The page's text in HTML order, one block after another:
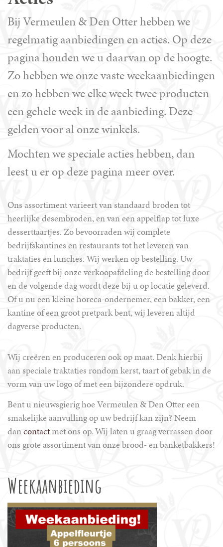
Bij Vermeulen & Den Otter hebben we
regelmatig aanbiedingen en acties. Op deze
pagina houden we u daarvan op de hoogte.
Zo hebben we onze vaste weekaanbiedingen
en zo hebben we elke week twee producten
een gehele week in de aanbieding. Deze
gelden voor al onze winkels.
Mochten we speciale acties hebben, dan
leest u er op deze pagina meer over.
Ons assortiment varieert van standaard broden tot
heerlijke desembroden, en van een appelflap tot luxe
desserttaartjes. Zo bevoorraden wij complete
bedrijfskantines en restaurants tot het leveren van
traktaties en lunches. Wij werken op bestelling. Uw
bedrijf geeft bij onze verkoopafdeling de bestelling door
en de volgende dag wordt deze bij u op locatie geleverd.
Of u nu een kleine horeca-ondernemer, een bakker, een
kantine of een groot pretpark bent, wij leveren altijd
dagverse producten.
Wij creëren en produceren ook op maat. Denk hierbij
aan speciale traktaties rondom kerst, taart of gebak in de
vorm van uw logo of met een bijzondere opdruk.
Bent u nieuwsgierig hoe Vermeulen & Den Otter een
smakelijke aanvulling op uw bedrijf kan zijn? Neem
dancontactmet ons op. Wij laten u graag verrassen door
ons grote assortiment van onze brood- en banketbakkers!
Weekaanbieding